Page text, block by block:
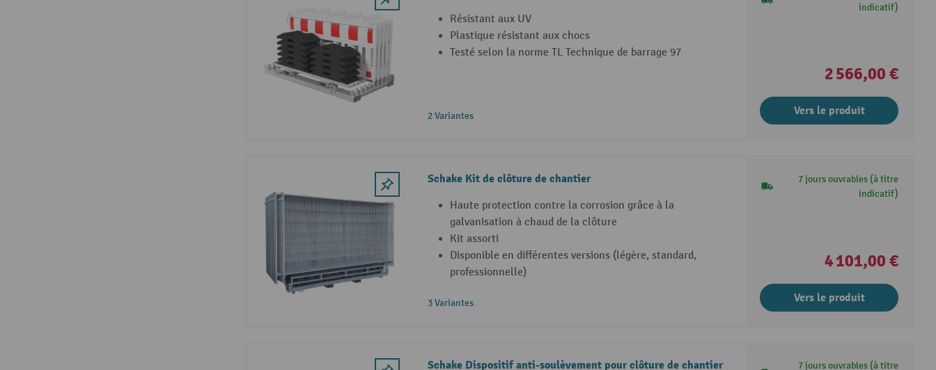
Résistant aux UV
Plastique résistant aux chocs
Testé selon la norme TL Technique de barrage 97
2 Variantes
indicatif)
2 566,00 €
Vers le produit
Schake Kit de clôture de chantier
Haute protection contre la corrosion grâce à la
galvanisation à chaud de la clôture
Kit assorti
Disponible en différentes versions (légère, standard,
professionnelle)
3 Variantes
7 jours ouvrables (à titre
indicatif)
4 101,00 €
Vers le produit
Schake Dispositif anti-soulèvement pour clôture de chantier 7 jours ouvrables (à titre